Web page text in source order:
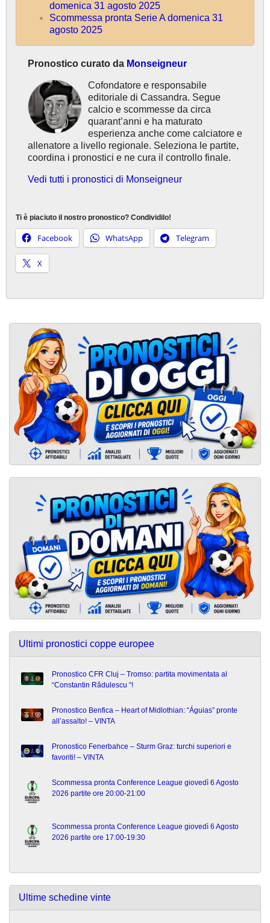
domenica 31 agosto 2025
Scommessa pronta Serie A domenica 31
agosto 2025
Pronostico curato da Monseigneur
Cofondatore e responsabile
editoriale di Cassandra. Segue
calcio e scommesse da circa
quarant’anni e ha maturato
esperienza anche come calciatore e
allenatore a livello regionale. Seleziona le partite,
coordina i pronostici e ne cura il controllo finale.
Vedi tutti i pronostici di Monseigneur
Ti è piaciuto il nostro pronostico? Condividilo!
Facebook WhatsApp Telegram
X
Ultimi pronostici coppe europee
Pronostico CFR Cluj – Tromso: partita movimentata al
“Constantin Rădulescu “!
Pronostico Benfica – Heart of Midlothian: “Águias” pronte
all’assalto! – VINTA
Pronostico Fenerbahce – Sturm Graz: turchi superiori e
favoriti! – VINTA
Scommessa pronta Conference League giovedì 6 Agosto
2026 partite ore 20:00-21:00
Scommessa pronta Conference League giovedì 6 Agosto
2026 partite ore 17:00-19:30
Ultime schedine vinte